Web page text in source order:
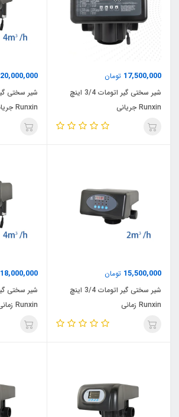
17,500,000 تومان
شیر سختی گیر اتومات 3/4 اینچ
Runxin جریانی
20,000,000
Runxin جریانی
15,500,000 تومان
شیر سختی گیر اتومات 3/4 اینچ
Runxin زمانی
18,000,000
Runxin زمانی